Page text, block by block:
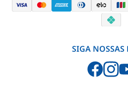
SIGA NOSSAS